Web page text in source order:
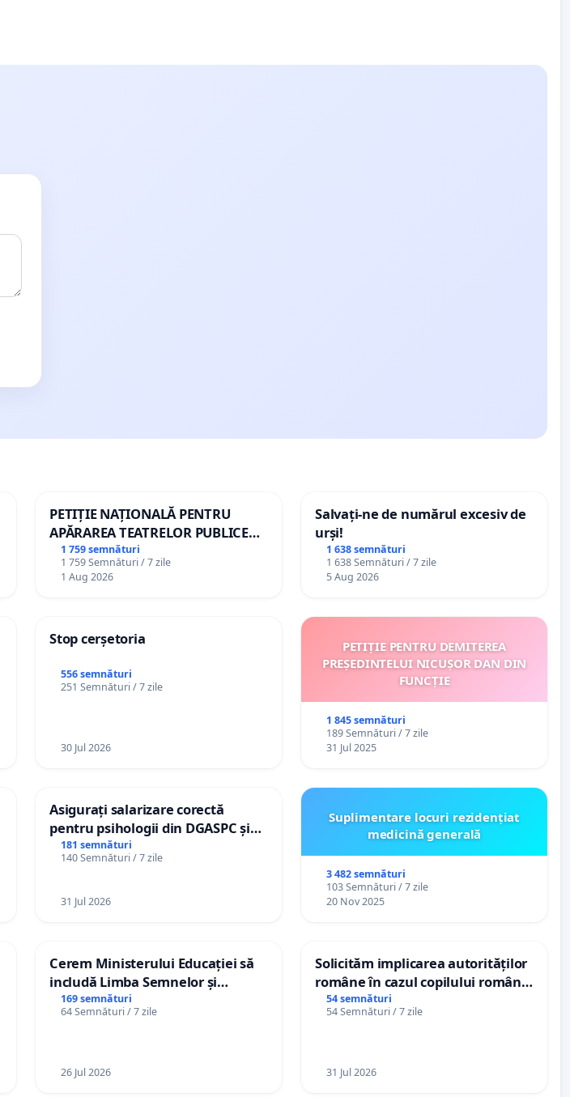
PETIȚIE NAȚIONALĂ PENTRU
APĂRAREA TEATRELOR PUBLICE
DE REPERTORIU DIN ROMÂNIA
1 759 semnături
1 759 Semnături / 7 zile
1 Aug 2026
Salvați-ne de numărul excesiv de
urși!
1 638 semnături
1 638 Semnături / 7 zile
5 Aug 2026
Stop cerșetoria
556 semnături
251 Semnături / 7 zile
30 Jul 2026
PETIȚIE PENTRU DEMITEREA
PREȘEDINTELUI NICUȘOR DAN DIN
FUNCȚIE
1 845 semnături
189 Semnături / 7 zile
31 Jul 2025
Asigurați salarizare corectă
pentru psihologii din DGASPC și
spitale
181 semnături
140 Semnături / 7 zile
31 Jul 2026
Suplimentare locuri rezidențiat
medicină generală
3 482 semnături
103 Semnături / 7 zile
20 Nov 2025
Cerem Ministerului Educației să
includă Limba Semnelor și
alfabetul Braille în școlile din
Republica Moldova!
169 semnături
64 Semnături / 7 zile
26 Jul 2026
Solicităm implicarea autorităților
române în cazul copilului român
Wiliam Kristian Gheorghe, aflat în
plasament în Danemarca de 12
54 semnături
54 Semnături / 7 zile
31 Jul 2026